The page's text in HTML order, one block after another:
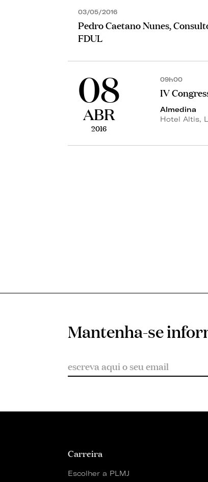
03/05/2016
Pedro Caetano Nunes,
FDUL
08
ABR
2016
09h00
IV
Almedina
Hotel Altis,
Mantenha-se
Carreira
Escolher a PLMJ